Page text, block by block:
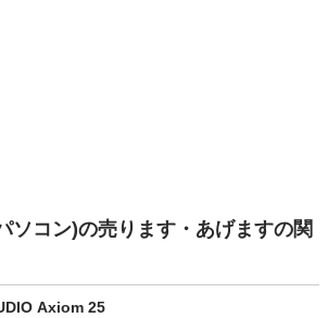
ソコン)の売ります・あげますの関
Axiom 25